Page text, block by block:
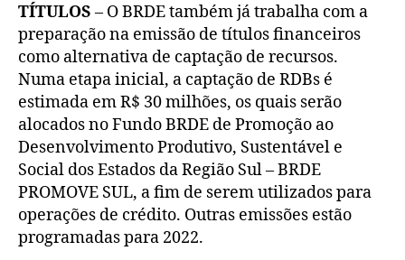
TÍTULOS – O BRDE também já trabalha com a
preparação na emissão de títulos financeiros
como alternativa de captação de recursos.
Numa etapa inicial, a captação de RDBs é
estimada em R$ 30 milhões, os quais serão
alocados no Fundo BRDE de Promoção ao
Desenvolvimento Produtivo, Sustentável e
Social dos Estados da Região Sul – BRDE
PROMOVE SUL, a fim de serem utilizados para
operações de crédito. Outras emissões estão
programadas para 2022.